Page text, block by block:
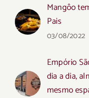
Mangôo
Pais
03/08/2022
Empório
dia a dia,
mesmo